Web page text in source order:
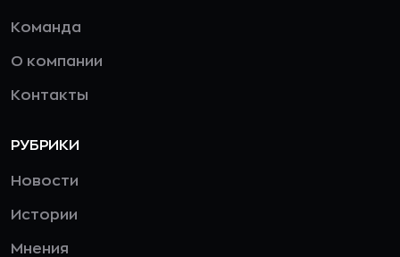
Команда
О компании
Контакты
РУБРИКИ
Новости
Истории
Мнения